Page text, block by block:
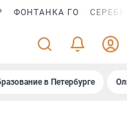
ФОНТАНКА ГО
в Петербурге